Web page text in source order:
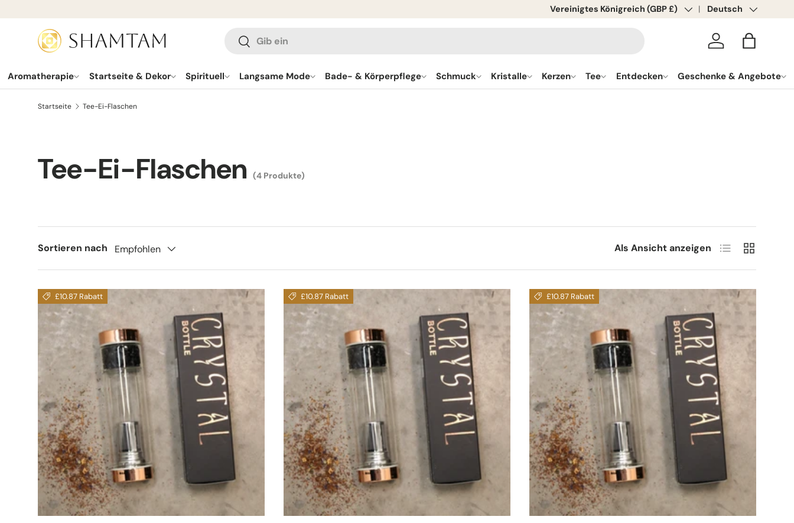
ZUM INHALT SPRINGEN
Land/Region
Vereinigtes Königreich (GBP £) SpracheDeutsch
Suchen
Suchen AnmeldenTasche
Aromatherapie Startseite & Dekor Spirituell Langsame Mode Bade- & Körperpflege Schmuck Kristalle Kerzen Tee Entdecken Geschenke & Angebote
Startseite Tee-Ei-Flaschen
Tee-Ei-Flaschen (4 Produkte)
Sortieren nach Empfohlen Als Ansicht anzeigen Liste Raster
£10.87 Rabatt £10.87 Rabatt £10.87 Rabatt